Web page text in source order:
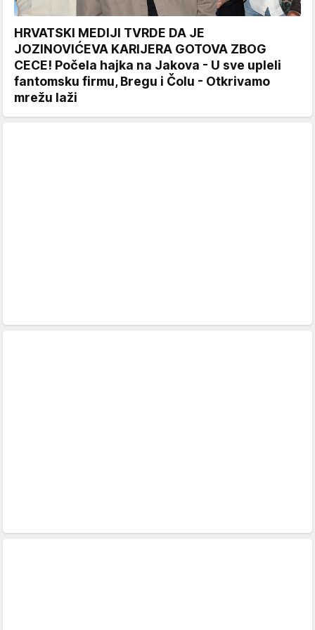
HRVATSKI MEDIJI TVRDE DA JE
JOZINOVIĆEVA KARIJERA GOTOVA ZBOG
CECE! Počela hajka na Jakova - U sve upleli
fantomsku firmu, Bregu i Čolu - Otkrivamo
mrežu laži